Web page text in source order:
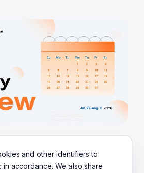
COLDCARD & LULA
and other identifiers to
in accordance. We also share